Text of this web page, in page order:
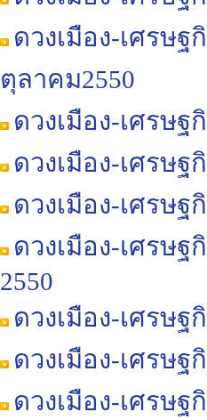
ดวงเมือง-เศรษ
ตุลาคม2550
ดวงเมือง-เศรษ
ดวงเมือง-เศรษ
ดวงเมือง-เศรษ
ดวงเมือง-เศรษ
2550
ดวงเมือง-เศรษ
ดวงเมือง-เศรษ
ดวงเมือง-เศรษ